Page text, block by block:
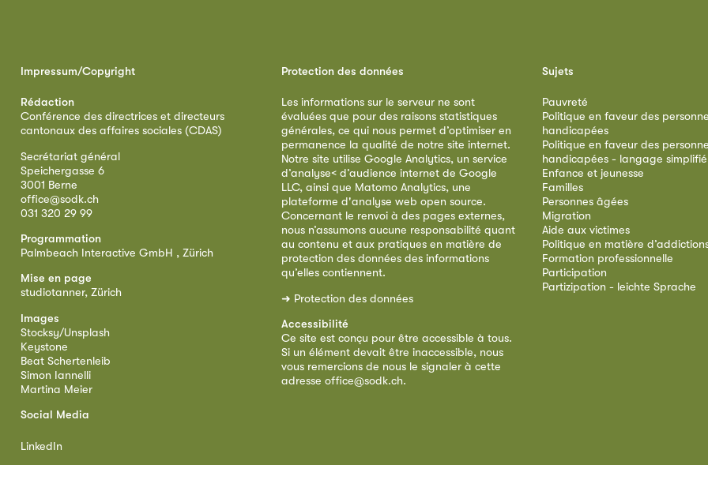
Impressum/Copyright
Rédaction
Conférence des directrices et directeurs
cantonaux des affaires sociales (CDAS)
Secrétariat général
Speichergasse 6
3001 Berne
office@sodk.ch
031 320 29 99
Programmation
Palmbeach Interactive GmbH , Zürich
Mise en page
studiotanner, Zürich
Images
Stocksy/Unsplash
Keystone
Beat Schertenleib
Simon Iannelli
Martina Meier
Protection des données
Les informations sur le serveur ne sont
évaluées que pour des raisons statistiques
générales, ce qui nous permet d’optimiser en
permanence la qualité de notre site internet.
Notre site utilise Google Analytics, un service
d’analyse< d’audience internet de Google
LLC, ainsi que Matomo Analytics, une
plateforme d'analyse web open source.
Concernant le renvoi à des pages externes,
nous n’assumons aucune responsabilité quant
au contenu et aux pratiques en matière de
protection des données des informations
qu’elles contiennent.
➜ Protection des données
Accessibilité
Ce site est conçu pour être accessible à tous.
Si un élément devait être inaccessible, nous
vous remercions de nous le signaler à cette
adresseoffice@sodk.ch.
Sujets
Pauvreté
Politique en faveur des
handicapées
Politique en faveur des
handicapées - langage simplifié
Enfance et jeunesse
Familles
Personnes âgées
Migration
Aide aux victimes
Politique en matière
Formation professionnelle
Participation
Partizipation - leichte Sprache
Social Media
LinkedIn